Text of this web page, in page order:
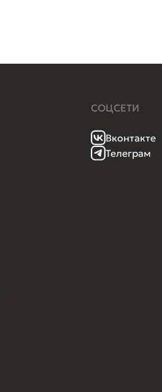
СОЦСЕТИ
Вконтакте
Телеграм